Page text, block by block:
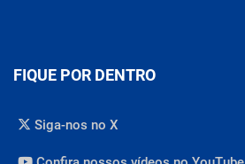
FIQUE POR DENTRO
Siga-nos no X